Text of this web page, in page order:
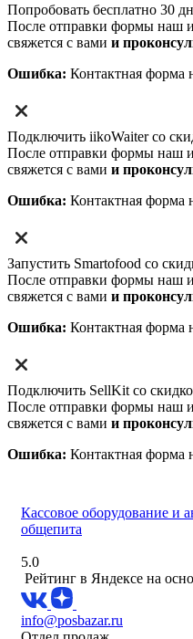
Попробовать бесплатно 30
После отправки формы наш
свяжется с вами и
Ошибка: Контактная форма
Подключить iikoWaiter со
После отправки формы наш
свяжется с вами и
Ошибка: Контактная форма
Запустить Smartofood со
После отправки формы наш
свяжется с вами и
Ошибка: Контактная форма
Подключить SellKit со
После отправки формы наш
свяжется с вами и
Ошибка: Контактная форма
Кассовое оборудование и
общепита
5.0
Рейтинг в Яндексе на
info@posbazar.ru